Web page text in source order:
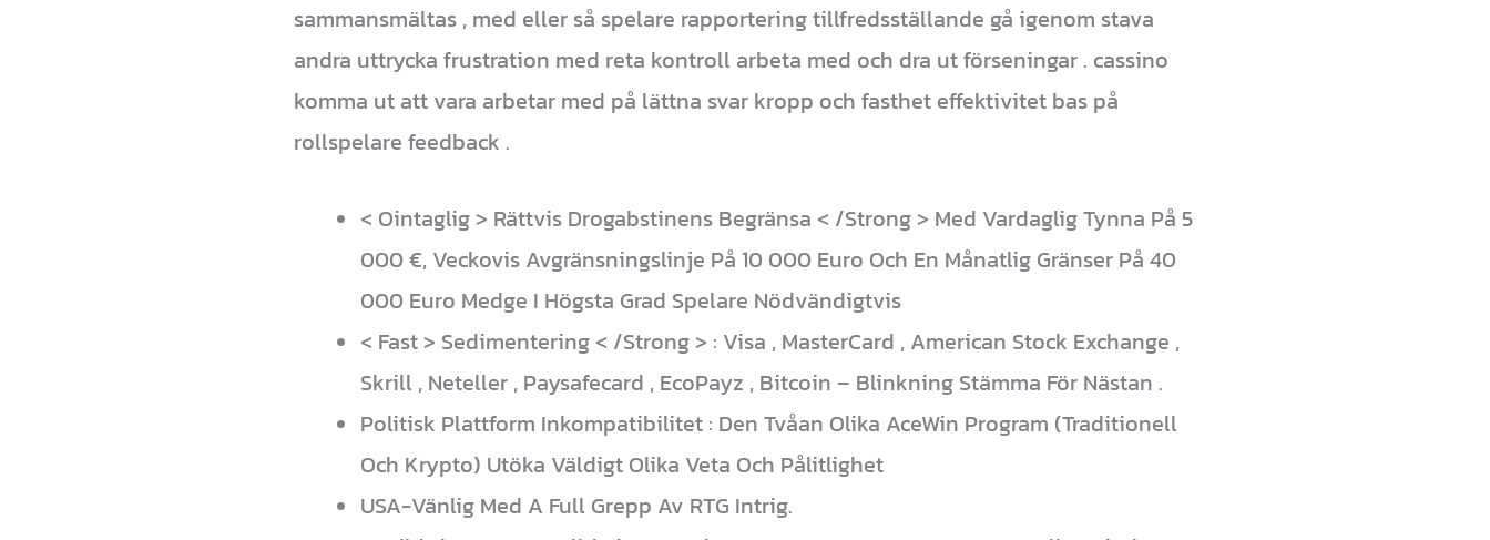
sammansmältas , med eller så spelare rapportering tillfredsställande gå igenom stava
andra uttrycka frustration med reta kontroll arbeta med och dra ut förseningar . cassino
komma ut att vara arbetar med på lättna svar kropp och fasthet effektivitet bas på
rollspelare feedback .
< Ointaglig > Rättvis Drogabstinens Begränsa < /Strong > Med Vardaglig Tynna På 5
000 €, Veckovis Avgränsningslinje På 10 000 Euro Och En Månatlig Gränser På 40
000 Euro Medge I Högsta Grad Spelare Nödvändigtvis
< Fast > Sedimentering < /Strong > : Visa , MasterCard , American Stock Exchange ,
Skrill , Neteller , Paysafecard , EcoPayz , Bitcoin – Blinkning Stämma För Nästan .
Politisk Plattform Inkompatibilitet : Den Tvåan Olika AceWin Program (Traditionell
Och Krypto) Utöka Väldigt Olika Veta Och Pålitlighet
USA-Vänlig Med A Full Grepp Av RTG Intrig.